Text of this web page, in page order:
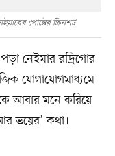
পোস্টের স্ক্রিনশট
নেইমার রদ্রিগোর
যোগাযোগমাধ্যমে
আবার মনে করিয়ে
ভয়ের’ কথা।